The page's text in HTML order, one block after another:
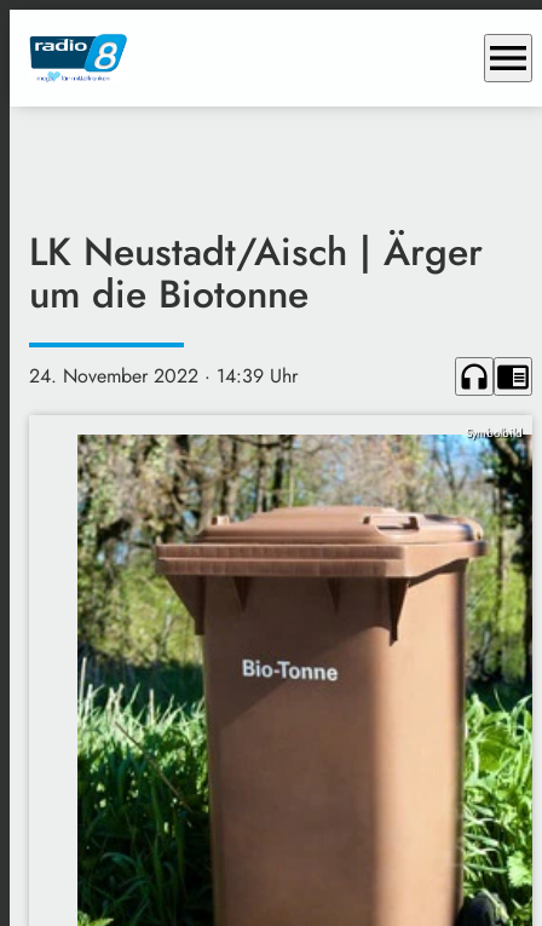
menu
LK Neustadt/Aisch | Ärger
um die Biotonne
24. November 2022 · 14:39 Uhr headphones chrome_reader_mode
Symbolbild